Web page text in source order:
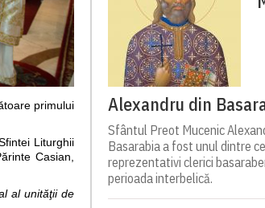
primului
Liturghii
Casian,
al unităţii de
Alexandru din
Sfântul Preot Mucenic
Basarabia a fost unul dintre
reprezentativi clerici
perioada interbelică.